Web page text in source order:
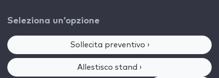
Seleziona un’opzione
Sollecita preventivo ›
Allestisco stand ›